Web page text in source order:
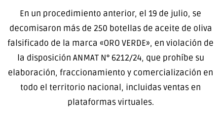
En un procedimiento anterior, el 19 de julio, se
decomisaron más de 250 botellas de aceite de oliva
falsificado de la marca «ORO VERDE», en violación de
la disposición ANMAT N° 6212/24, que prohíbe su
elaboración, fraccionamiento y comercialización en
todo el territorio nacional, incluidas ventas en
plataformas virtuales.